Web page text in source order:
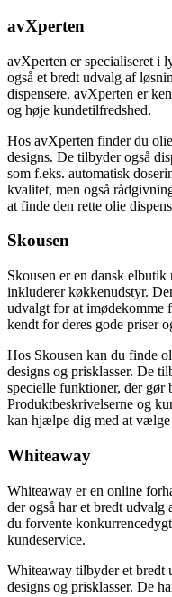
avXperten
avXperten er specialiseret i
også et bredt udvalg af
dispensere. avXperten er
og høje kundetilfredshed.
Hos avXperten finder du
designs. De tilbyder også
som f.eks. automatisk
kvalitet, men også
at finde den rette olie
Skousen
Skousen er en dansk elbutik
inkluderer køkkenudstyr.
udvalgt for at imødekomme
kendt for deres gode priser
Hos Skousen kan du finde
designs og prisklasser. De
specielle funktioner, der gør
Produktbeskrivelserne og
kan hjælpe dig med at vælge
Whiteaway
Whiteaway er en online
der også har et bredt
du forvente
kundeservice.
Whiteaway tilbyder et bredt
designs og prisklasser. De